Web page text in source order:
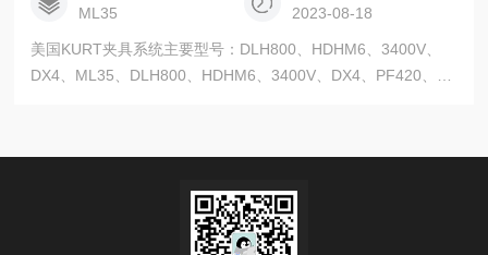
ML35
2023-08-18
美国KURT夹具系统主要型号：DLH800、HDHM6、3400V、
DX4、ML35、DLH800、HDHM6、3400V、DX4、PF420、
SD、CTHDL444J-SD、DX4-SD、HD690-SD、3400V-SD、